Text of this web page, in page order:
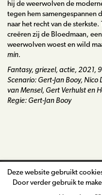
hij de weerwolven de
tegen hem samengespannen
naar het recht van de
creëren zij de Bloedmaan,
weerwolven woest en wild
min.
Fantasy, griezel, actie, 2021,
Scenario: Gert-Jan Booy, Nico
van Mensel, Gert Verhulst en
Regie: Gert-Jan Booy
Deze website gebruikt
Door verder gebruik te